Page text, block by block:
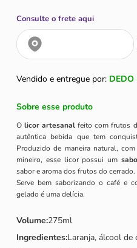
Consulte o frete aqui
Vendido e entregue por: DEDO
Sobre esse produto
Olicor artesanalfeito com frutos
autêntica bebida que tem
Produzido de maneira natural,
mineiro, esse licor possui um
sabor e aroma dos frutos do cerrado.
Serve bem saborizando o café e
gelado é uma delícia.
Volume:275ml
Ingredientes:Laranja, álcool de